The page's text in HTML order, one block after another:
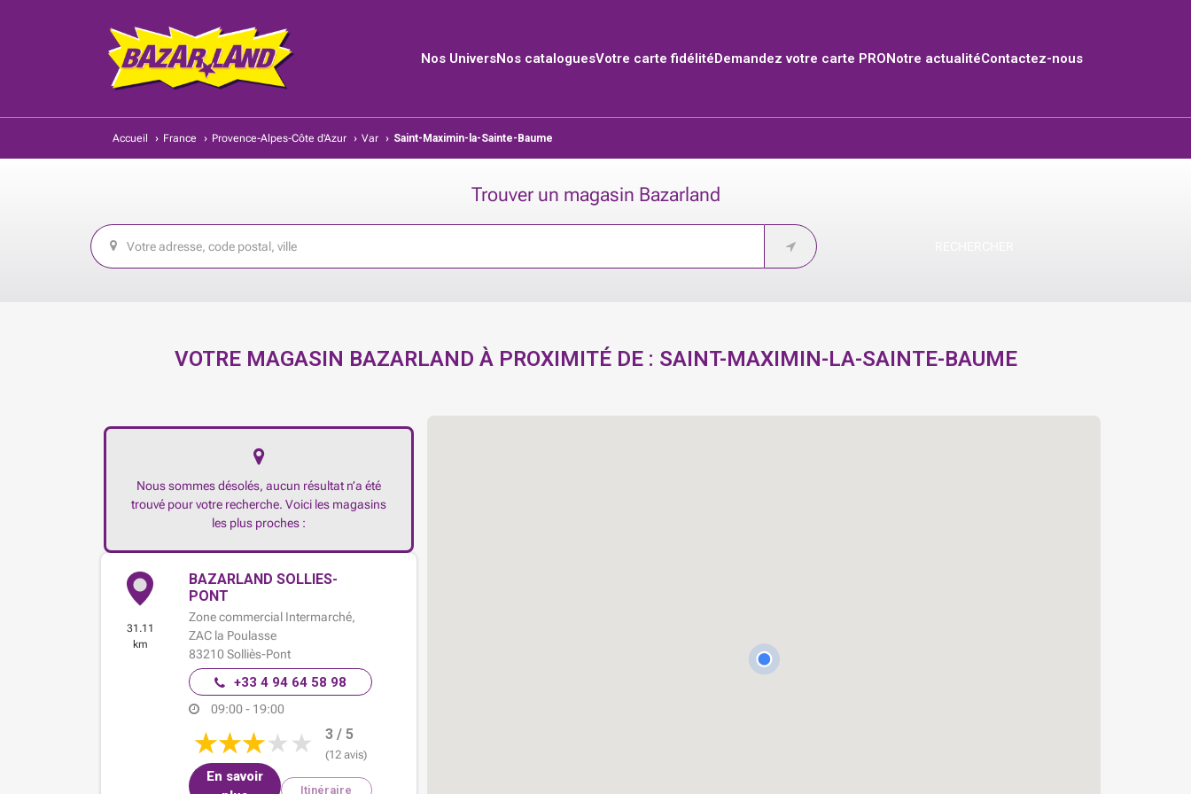
Nos UniversNos cataloguesVotre carte fidélitéDemandez votre carte PRONotre actualitéContactez-nous
Accueil › France › Provence-Alpes-Côte d'Azur › Var › Saint-Maximin-la-Sainte-Baume
Trouver un magasin Bazarland
VOTRE MAGASIN BAZARLAND À PROXIMITÉ DE : SAINT-MAXIMIN-LA-SAINTE-BAUME
Nous sommes désolés, aucun résultat n’a été
trouvé pour votre recherche. Voici les magasins
les plus proches :
31.11
km
BAZARLAND SOLLIES-
PONT
Zone commercial Intermarché,
ZAC la Poulasse
83210 Solliès-Pont
+33 4 94 64 58 98
09:00 - 19:00
3 / 5
(12 avis)
En savoir
Itinéraire